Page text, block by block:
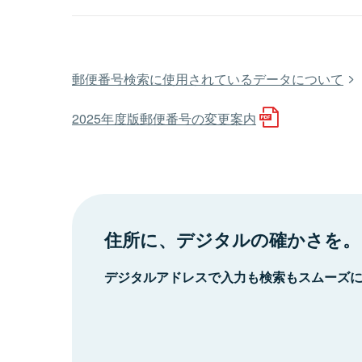
郵便番号検索に使用されているデータについて
2025年度版郵便番号の変更案内
住所に、デジタルの確かさを。
デジタルアドレスで入力も検索もスムーズ